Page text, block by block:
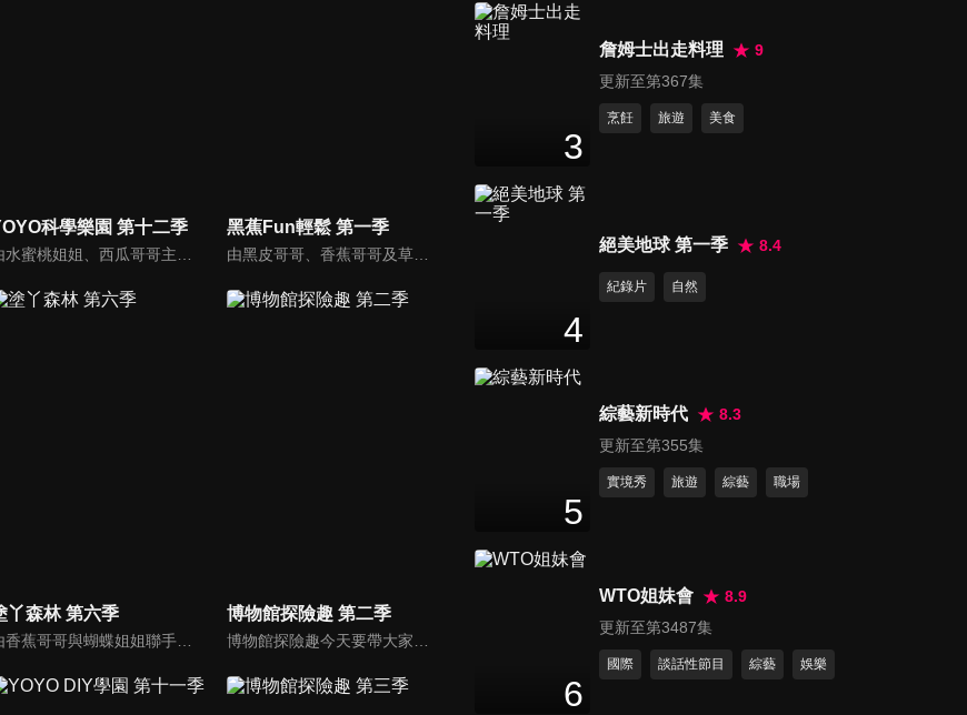
科學樂園 第十二季 黑蕉Fun輕鬆 第一季
由黑皮哥哥、香蕉哥哥及草莓姐姐共同主持。帶著孩子與黑皮哥哥一同冒險旅行、一起來聽香蕉哥哥講故事、再到草莓姐姐的音樂教室裡，與草莓一起唱出好聲音。
丫森林 第六季 博物館探險趣 第二季
47分鐘
第71集 新奇小物大推薦!! 小宇
意想不到的另類樂團
47
第74集 高中制服也能很有型?!
全台制服美少女大集合!!
刻!!
第76集 你的荷包永遠裝不滿?!
3
詹姆士出走料理
9
更新至第367集
烹飪 旅遊 美食
4
絕美地球 第一季 8.4
紀錄片 自然
5
綜藝新時代
8.3
更新至第355集
實境秀 旅遊 綜藝 職場
6
WTO姐妹會
8.9
更新至第3487集
國際 談話性節目 綜藝 娛樂